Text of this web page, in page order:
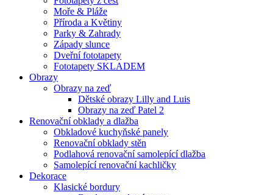
Moře & Pláže
Příroda a Květiny
Parky & Zahrady
Západy slunce
Dveřní fototapety
Fototapety SKLADEM
Obrazy
Obrazy na zeď
Dětské obrazy Lilly and Luis
Obrazy na zeď Patel 2
Renovační obklady a dlažba
Obkladové kuchyňské panely
Renovační obklady stěn
Podlahová renovační samolepící dlažba
Samolepící renovační kachličky
Dekorace
Klasické bordury